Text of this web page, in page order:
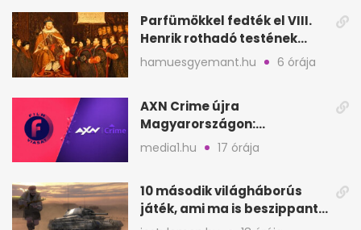
Parfümökkel fedték el VIII.
Henrik rothadó testének
szagát
hamuesgyemant.hu 6 órája
AXN Crime újra
Magyarországon:
szeptembertől a Viasat Film
media1.hu 17 órája
10 második világháborús
játék, ami ma is beszippant
a képernyő elé